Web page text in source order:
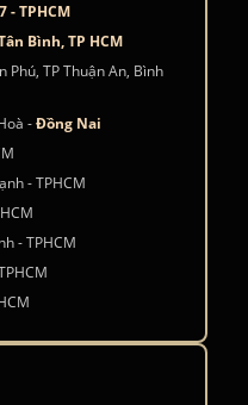
- TPHCM
Bình, TP HCM
Phú, TP Thuận An, Bình
-Đồng Nai
- TPHCM
- TPHCM